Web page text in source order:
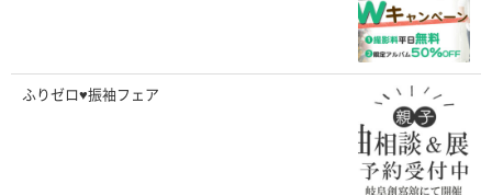
ふりゼロ♥振袖フェア